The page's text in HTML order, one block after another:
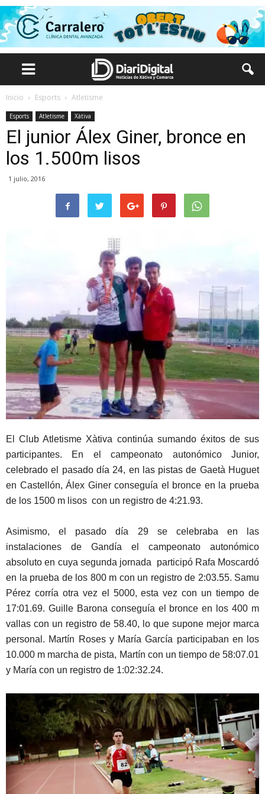
Inicio Esports Atletisme
Esports Atletisme Xàtiva
El junior Álex Giner, bronce en
los 1.500m lisos
1 julio, 2016
El Club Atletisme Xàtiva continúa sumando éxitos de sus
participantes. En el campeonato autonómico Junior,
celebrado el pasado día 24, en las pistas de Gaetà Huguet
en Castellón, Álex Giner conseguía el bronce en la prueba
de los 1500 m lisos con un registro de 4:21.93.
Asimismo, el pasado día 29 se celebraba en las
instalaciones de Gandía el campeonato autonómico
absoluto en cuya segunda jornada participó Rafa Moscardó
en la prueba de los 800 m con un registro de 2:03.55. Samu
Pérez corría otra vez el 5000, esta vez con un tiempo de
17:01.69. Guille Barona conseguía el bronce en los 400 m
vallas con un registro de 58.40, lo que supone mejor marca
personal. Martín Roses y María García participaban en los
10.000 m marcha de pista, Martín con un tiempo de 58:07.01
y María con un registro de 1:02:32.24.